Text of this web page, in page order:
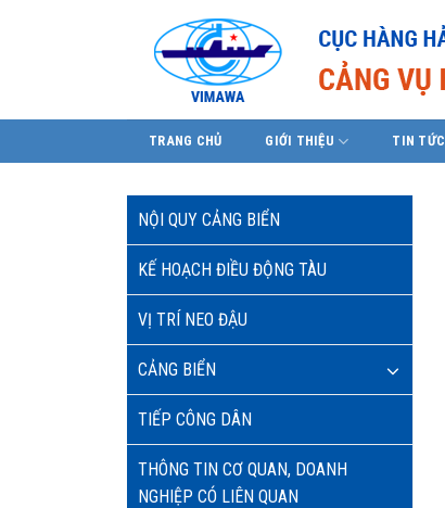
TRANG CHỦ GIỚI THIỆU TIN TỨC
NỘI QUY CẢNG BIỂN
KẾ HOẠCH ĐIỀU ĐỘNG TÀU
VỊ TRÍ NEO ĐẬU
CẢNG BIỂN
TIẾP CÔNG DÂN
THÔNG TIN CƠ QUAN, DOANH
NGHIỆP CÓ LIÊN QUAN